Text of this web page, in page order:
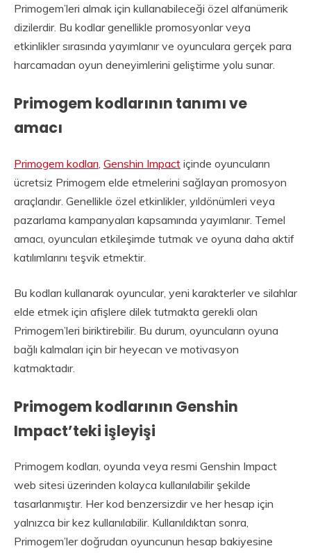
Primogem’leri almak için kullanabileceği özel alfanümerik
dizilerdir. Bu kodlar genellikle promosyonlar veya
etkinlikler sırasında yayımlanır ve oyunculara gerçek para
harcamadan oyun deneyimlerini geliştirme yolu sunar.
Primogem kodlarının tanımı ve
amacı
Primogem kodları Genshin Impact içinde oyuncuların
ücretsiz Primogem elde etmelerini sağlayan promosyon
araçlarıdır. Genellikle özel etkinlikler, yıldönümleri veya
pazarlama kampanyaları kapsamında yayımlanır. Temel
amacı, oyuncuları etkileşimde tutmak ve oyuna daha aktif
katılımlarını teşvik etmektir.
Bu kodları kullanarak oyuncular, yeni karakterler ve silahlar
elde etmek için afişlere dilek tutmakta gerekli olan
Primogem’leri biriktirebilir. Bu durum, oyuncuların oyuna
bağlı kalmaları için bir heyecan ve motivasyon
katmaktadır.
Primogem kodlarının Genshin
Impact’teki işleyişi
Primogem kodları, oyunda veya resmi Genshin Impact
web sitesi üzerinden kolayca kullanılabilir şekilde
tasarlanmıştır. Her kod benzersizdir ve her hesap için
yalnızca bir kez kullanılabilir. Kullanıldıktan sonra,
Primogem’ler doğrudan oyuncunun hesap bakiyesine